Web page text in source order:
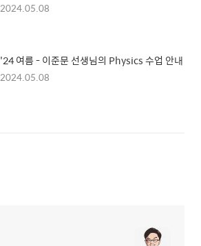
2024.05.08
'24 여름 - 이준문 선생님의 Physics 수업 안내
2024.05.08